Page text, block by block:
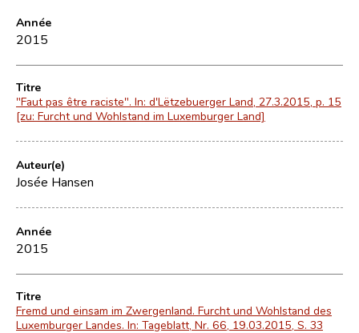
Année
2015
Titre
"Faut pas être raciste". In: d'Lëtzebuerger Land, 27.3.2015, p. 15
[zu: Furcht und Wohlstand im Luxemburger Land]
Auteur(e)
Josée Hansen
Année
2015
Titre
Fremd und einsam im Zwergenland. Furcht und Wohlstand des
Luxemburger Landes. In: Tageblatt, Nr. 66, 19.03.2015, S. 33